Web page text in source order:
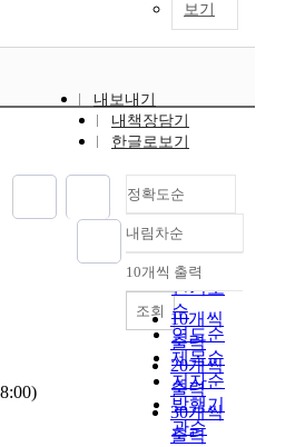
보기
내보내기
내책장담기
한글로보기
정확도순
정확도
순
인기도
순
연도순
제목순
저자순
발행기
관순
내림차순
내림차순
10개씩 출력
10개씩
출력
20개씩
출력
30개씩
출력
조회